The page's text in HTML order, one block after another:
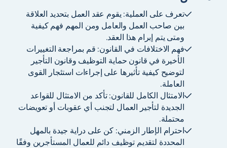
تعرف على العملية: يقوم عقد العمل بتحديد العلاقة
بين صاحب العمل والعامل ومن المهم فهم كيفية
ومتى يتم إبرام هذا العقد.
فهم الاختلافات في القانون: قم بمراجعة التغييرات
الأخيرة في قانون حماية التوظيف وقانون التأجير
لتوضيح كيفية تأثيرها على إجراءات استئجار القوى
العاملة.
الامتثال الكامل للقانون: تأكد من الامتثال للقواعد
الجديدة لتأجير العمال لتجنب أي عقوبات أو تعويضات
محتملة.
احترام الإطار الزمني: كن على دراية جيدة بالمهل
المحددة لتقديم توظيف دائم للعمال المستأجرين وفقًا